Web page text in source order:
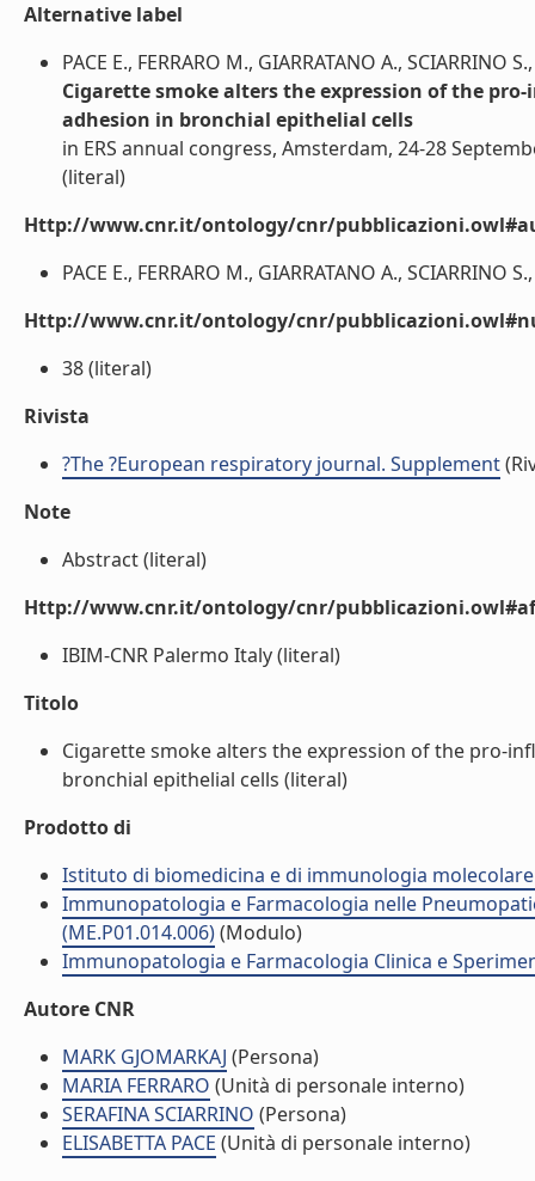
Alternative label
PACE E., FERRARO M., GIARRATANO A., SCIARRINO
Cigarette smoke alters the expression of the
adhesion in bronchial epithelial cells
in ERS annual congress, Amsterdam, 24-28
(literal)
Http://www.cnr.it/ontology/cnr/
PACE E., FERRARO M., GIARRATANO A., SCIARRINO
Http://www.cnr.it/ontology/cnr/
38 (literal)
Rivista
?The ?European respiratory journal. Supplement
Note
Abstract (literal)
Http://www.cnr.it/ontology/cnr/
IBIM-CNR Palermo Italy (literal)
Titolo
Cigarette smoke alters the expression of the pro-
bronchial epithelial cells (literal)
Prodotto di
Istituto di biomedicina e di immunologia
Immunopatologia e Farmacologia nelle
(ME.P01.014.006)(Modulo)
Immunopatologia e Farmacologia Clinica e
Autore CNR
MARK GJOMARKAJ (Persona)
MARIA FERRARO (Unità di personale interno)
SERAFINA SCIARRINO (Persona)
ELISABETTA PACE (Unità di personale interno)